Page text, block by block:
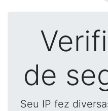
de
Seu IP fez